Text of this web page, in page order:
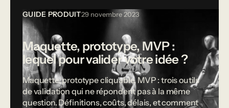
GUIDE PRODUIT29 novembre 2023
Maquette, prototype, MVP :
lequel pour valider votre idée ?
Maquette, prototype cliquable, MVP : trois outils
de validation qui ne répondent pas à la même
question. Définitions, coûts, délais, et comment